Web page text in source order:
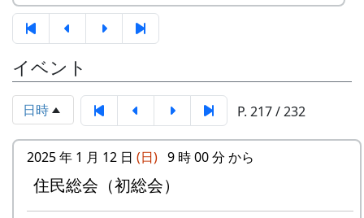
- ⽉ーアカリ
4
H CORPORATION
(II)
僕の中
のふる
さと
- H CORPORATION
応募
資格
棚田保全に関心のある方はどなたでも
応募できます
は、何と、1個だけで達成できる隠しスタンプが
置いてあります。このスタンプは、北はりまエコ
ミュージアムで100円割引券として使えます。
イベントのときに来て下さい
ただし、スタンプを置いている岩座神の公会堂は
ふだんは閉まっていますので、いつ来てもスタン
プを押せるわけではありません。
毎月第2日曜日の「ふれあいカフェ」や、10月20
日の「棚田の収穫祭」など、岩座神のイベントの
時においでください。
イベント
日時 P. 217 / 232
2025 年 1 月 12 日 (日) 9 時 00 分 から
住民総会（初総会）